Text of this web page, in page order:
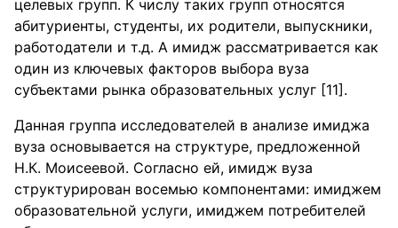
целевых групп. К числу таких групп относятся
абитуриенты, студенты, их родители, выпускники,
работодатели и т.д. А имидж рассматривается как
один из ключевых факторов выбора вуза
субъектами рынка образовательных услуг [11].
Данная группа исследователей в анализе имиджа
вуза основывается на структуре, предложенной
Н.К. Моисеевой. Согласно ей, имидж вуза
структурирован восемью компонентами: имиджем
образовательной услуги, имиджем потребителей